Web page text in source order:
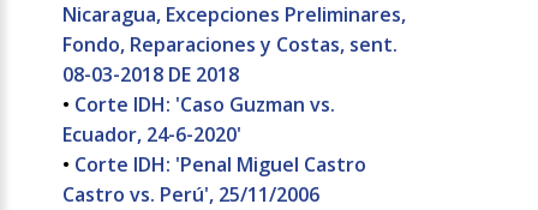
Nicaragua, Excepciones Preliminares,
Fondo, Reparaciones y Costas, sent.
08-03-2018 DE 2018
• Corte IDH: 'Caso Guzman vs.
Ecuador, 24-6-2020'
• Corte IDH: 'Penal Miguel Castro
Castro vs. Perú', 25/11/2006